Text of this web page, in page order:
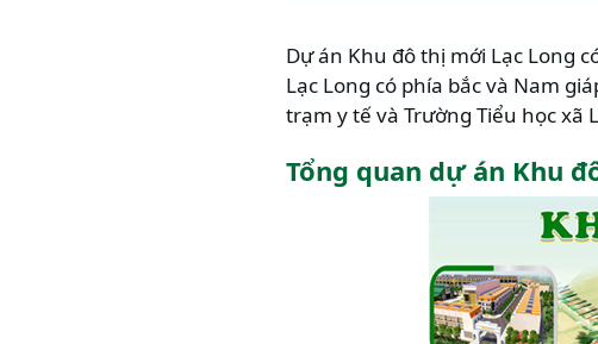
Dự án Khu đô thị mới Lạc Long
Lạc Long có phía bắc và Nam
trạm y tế và Trường Tiểu học xã
Tổng quan dự án Khu